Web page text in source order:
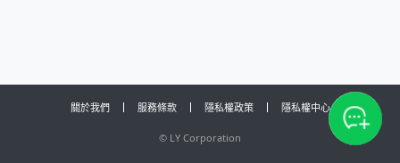
關於我們 服務條款 隱私權政策 隱私權中心
© LY Corporation